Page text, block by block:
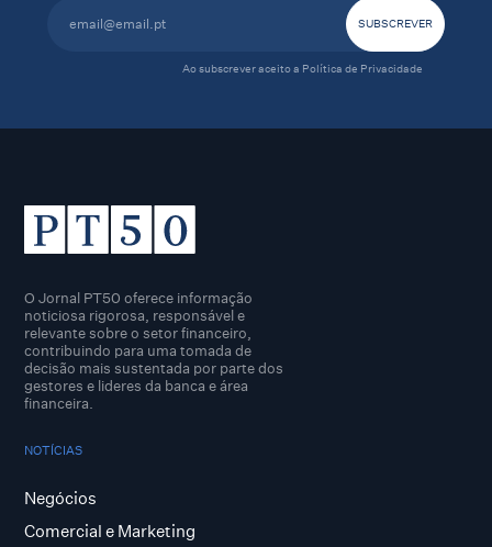
Ao subscrever aceito a Política de Privacidade
O Jornal PT50 oferece informação
noticiosa rigorosa, responsável e
relevante sobre o setor financeiro,
contribuindo para uma tomada de
decisão mais sustentada por parte dos
gestores e lideres da banca e área
financeira.
NOTÍCIAS
Negócios
Comercial e Marketing